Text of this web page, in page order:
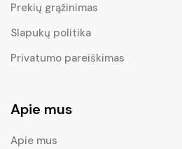
Prekių grąžinimas
Slapukų politika
Privatumo pareiškimas
Apie mus
Apie mus